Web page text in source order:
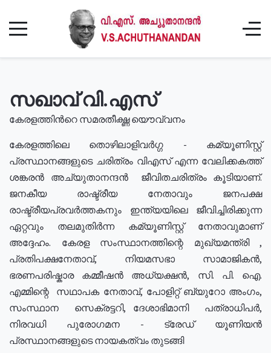
സഖാവ് വി.എസ്
കേരളത്തിൻറെ സമരതീക്ഷ്ണ യൌവ്വനം
കേരളത്തിലെ തൊഴിലാളിവർഗ്ഗ - കമ്യൂണിസ്റ്റ്
പ്രസ്ഥാനങ്ങളുടെ ചരിത്രം വിഎസ് എന്ന വേലിക്കകത്ത്
ശങ്കരൻ അച്യുതാനന്ദൻ ജീവിതചരിത്രം കൂടിയാണ്.
ജനകീയ രാഷ്ട്രീയ നേതാവും ജനപക്ഷ
രാഷ്ട്രീയപ്രവർത്തകനും ഇന്ത്യയിലെ ജീവിച്ചിരിക്കുന്ന
ഏറ്റവും തലമുതിർന്ന കമ്യൂണിസ്റ്റ് നേതാവുമാണ്
അദ്ദേഹം. കേരള സംസ്ഥാനത്തിന്റെ മുഖ്യമന്ത്രി ,
പ്രതിപക്ഷനേതാവ്, നിയമസഭാ സാമാജികൻ,
ഭരണപരിഷ്കാര കമ്മീഷൻ അധ്യക്ഷൻ, സി. പി. ഐ.
എമ്മിന്റെ സഥാപക നേതാവ്, പോളിറ്റ് ബ്യുറോ അംഗം,
സംസ്ഥാന സെക്രട്ടറി, ദേശാഭിമാനി പത്രാധിപർ,
നിരവധി പുരോഗമന - ട്രേഡ് യൂണിയൻ
പ്രസ്ഥാനങ്ങളുടെ നായകത്വം തുടങ്ങി